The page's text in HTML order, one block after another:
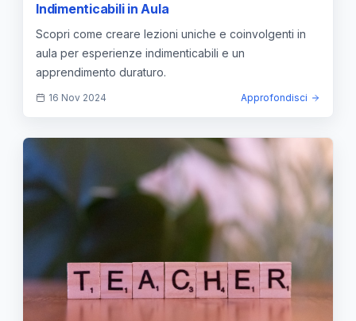
Indimenticabili in Aula
Scopri come creare lezioni uniche e coinvolgenti in
aula per esperienze indimenticabili e un
apprendimento duraturo.
16 Nov 2024 Approfondisci